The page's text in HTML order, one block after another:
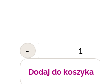
-
Dodaj do koszyka